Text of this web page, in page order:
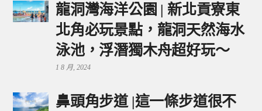
龍洞灣海洋公園 | 新北貢寮東
北角必玩景點，龍洞天然海水
泳池，浮潛獨木舟超好玩～
1 8 月, 2024
鼻頭角步道 |這一條步道很不